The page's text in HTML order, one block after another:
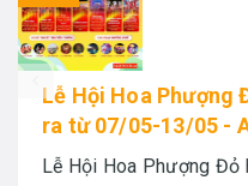
Lễ Hội Hoa Phượng
ra từ 07/05-13/05 -
Lễ Hội Hoa Phượng